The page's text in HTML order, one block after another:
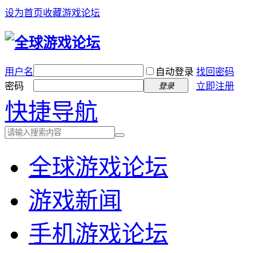
设为首页收藏游戏论坛
用户名 自动登录 找回密码
密码
登录 立即注册
快捷导航
全球游戏论坛
游戏新闻
手机游戏论坛